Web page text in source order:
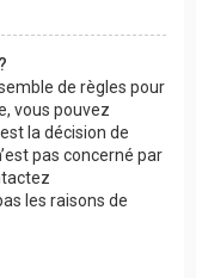
de règles pour
vous pouvez
la décision de
pas concerné par
les raisons de